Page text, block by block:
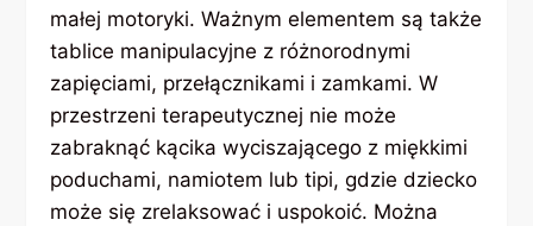
małej motoryki. Ważnym elementem są także
tablice manipulacyjne z różnorodnymi
zapięciami, przełącznikami i zamkami. W
przestrzeni terapeutycznej nie może
zabraknąć kącika wyciszającego z miękkimi
poduchami, namiotem lub tipi, gdzie dziecko
może się zrelaksować i uspokoić. Można